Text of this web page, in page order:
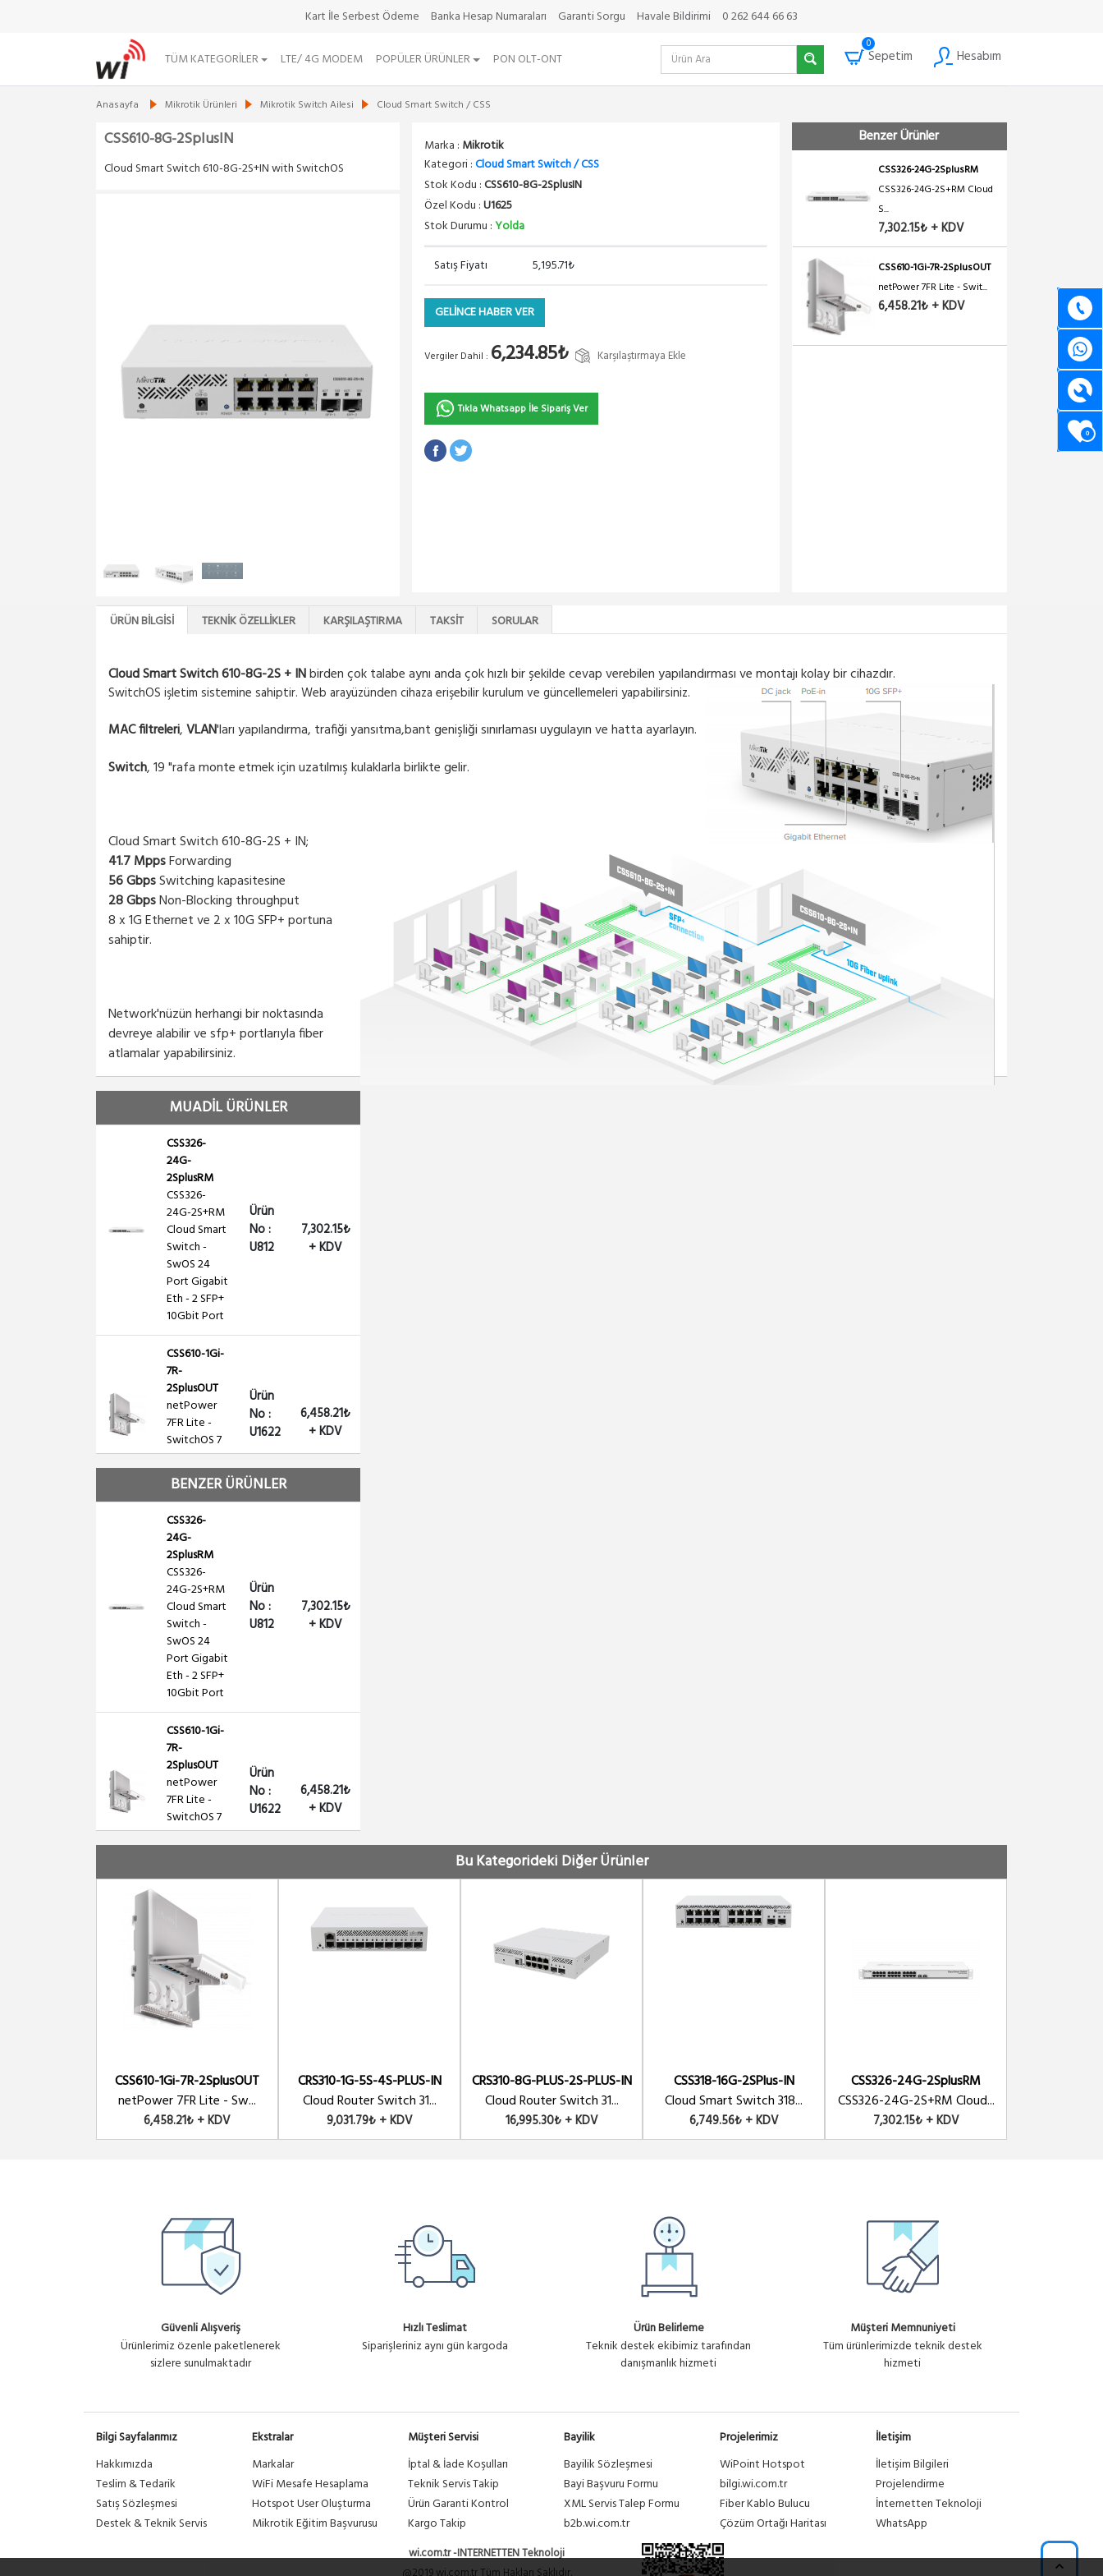
Kart İle Serbest Ödeme Banka Hesap Numaraları Garanti Sorgu Havale Bildirimi 0 262 644 66 63
TÜM KATEGORILER LTE/ 4G MODEM POPÜLER ÜRÜNLER PON OLT-ONT
0
Sepetim Hesabım
0
Anasayfa Mikrotik Ürünleri Mikrotik Switch Ailesi Cloud Smart Switch / CSS
CSS610-8G-2SplusIN
Cloud Smart Switch 610-8G-2S+IN with SwitchOS
Marka : Mikrotik
Kategori :Cloud Smart Switch / CSS
Stok Kodu :CSS610-8G-2SplusIN
Özel Kodu :U1625
Stok Durumu :Yolda
Satış Fiyatı 5,195.71₺
GELİNCE HABER VER
Vergiler Dahil : 6,234.85₺ Karşılaştırmaya Ekle
Tıkla Whatsapp İle Sipariş Ver
Benzer Ürünler
CSS326-24G-2SplusRM
CSS326-24G-2S+RM Cloud
S...
7,302.15₺ + KDV
CSS610-1Gi-7R-2SplusOUT
netPower 7FR Lite - Swit...
6,458.21₺ + KDV
ÜRÜN BILGISI TEKNIK ÖZELLIKLER KARŞILAŞTIRMA TAKSIT SORULAR
Cloud Smart Switch 610-8G-2S + INbirden çok talabe aynı anda çok hızlı bir şekilde cevap verebilen yapılandırması ve montajı kolay bir cihazdır.
SwitchOS işletim sistemine sahiptir. Web arayüzünden cihaza erişebilir kurulum ve güncellemeleri yapabilirsiniz.
MAC filtreleri,VLAN'ları yapılandırma, trafiği yansıtma,bant genişliği sınırlaması uygulayın ve hatta ayarlayın.
Switch, 19 "rafa monte etmek için uzatılmış kulaklarla birlikte gelir.
Cloud Smart Switch 610-8G-2S + IN;
41.7 MppsForwarding
56 GbpsSwitching kapasitesine
28 GbpsNon-Blocking throughput
8 x 1G Ethernet ve 2 x 10G SFP+ portuna
sahiptir.
Network'nüzün herhangi bir noktasında
devreye alabilir ve sfp+ portlarıyla fiber
atlamalar yapabilirsiniz.
MUADİL ÜRÜNLER
CSS326-
24G-
2SplusRM
CSS326-
24G-2S+RM
Cloud Smart
Switch -
SwOS 24
Port Gigabit
Eth - 2 SFP+
10Gbit Port
Ürün
No :
U812
7,302.15₺
+ KDV
CSS610-1Gi-
7R-
2SplusOUT
netPower
7FR Lite -
SwitchOS 7
PoE IN ,1 PoE
Out , 2 SFP+
Ürün
No :
U1622
6,458.21₺
+ KDV
BENZER ÜRÜNLER
CSS326-
24G-
2SplusRM
CSS326-
24G-2S+RM
Cloud Smart
Switch -
SwOS 24
Port Gigabit
Eth - 2 SFP+
10Gbit Port
Ürün
No :
U812
7,302.15₺
+ KDV
CSS610-1Gi-
7R-
2SplusOUT
netPower
7FR Lite -
SwitchOS 7
PoE IN ,1 PoE
Ürün
No :
U1622
6,458.21₺
+ KDV
Bu Kategorideki Diğer Ürünler
CSS610-1Gi-7R-2SplusOUT
netPower 7FR Lite - Sw...
6,458.21₺ + KDV
CRS310-1G-5S-4S-PLUS-IN
Cloud Router Switch 31...
9,031.79₺ + KDV
CRS310-8G-PLUS-2S-PLUS-IN
Cloud Router Switch 31...
16,995.30₺ + KDV
CSS318-16G-2SPlus-IN
Cloud Smart Switch 318...
6,749.56₺ + KDV
CSS326-24G-2SplusRM
CSS326-24G-2S+RM Cloud...
7,302.15₺ + KDV
Güvenli Alışveriş
Ürünlerimiz özenle paketlenerek
sizlere sunulmaktadır
Hızlı Teslimat
Siparişleriniz aynı gün kargoda
Ürün Belirleme
Teknik destek ekibimiz tarafından
danışmanlık hizmeti
Müşteri Memnuniyeti
Tüm ürünlerimizde teknik destek
hizmeti
Bilgi Sayfalarımız
Hakkımızda
Teslim & Tedarik
Satış Sözleşmesi
Destek & Teknik Servis
Ekstralar
Markalar
WiFi Mesafe Hesaplama
Hotspot User Oluşturma
Mikrotik Eğitim Başvurusu
Müşteri Servisi
İptal & İade Koşulları
Teknik Servis Takip
Ürün Garanti Kontrol
Kargo Takip
Bayilik
Bayilik Sözleşmesi
Bayi Başvuru Formu
XML Servis Talep Formu
b2b.wi.com.tr
Projelerimiz
WiPoint Hotspot
bilgi.wi.com.tr
Fiber Kablo Bulucu
Çözüm Ortağı Haritası
İletişim
İletişim Bilgileri
Projelendirme
İnternetten Teknoloji
WhatsApp
wi.com.tr -INTERNETTEN Teknoloji